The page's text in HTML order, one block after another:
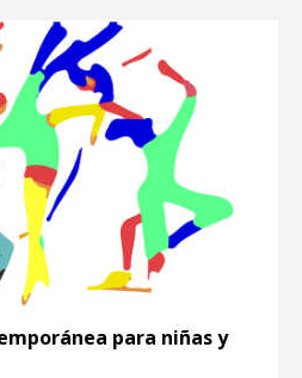
para niñas y